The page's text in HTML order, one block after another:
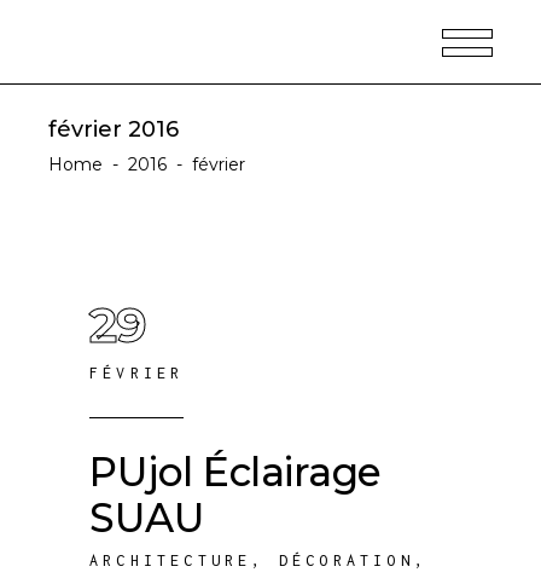
février 2016
Home - 2016 - février
29
FÉVRIER
PUjol Éclairage
SUAU
ARCHITECTURE , DÉCORATION ,